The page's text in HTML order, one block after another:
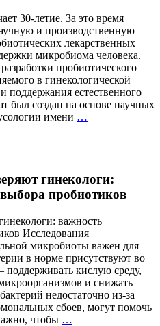
30-летие. За это время
и производственную
лекарственных
микробиома человека.
пробиотического
в гинекологической
поддержания естественного
был создан на основе научных
имени …
лет
научных
разработок
производства
препаратов
гинекологи:
пробиотиков
важность
Исследования
микробиоты важен для
в норме присутствуют во
поддерживать кислую среду,
и снижать
недостаточно из-за
сбоев, могут помочь
чтобы …